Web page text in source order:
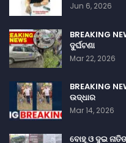
Jun 6, 2026
BREAKING
ଦୁର୍ଘଟଣା
Mar 22, 2026
BREAKING
ଉଦ୍ଧାର
Mar 14, 2026
ବୋହୂ ଓ ଦୁଇ